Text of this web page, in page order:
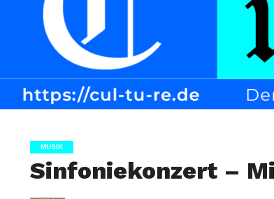
MUSIK
Sinfoniekonzert –